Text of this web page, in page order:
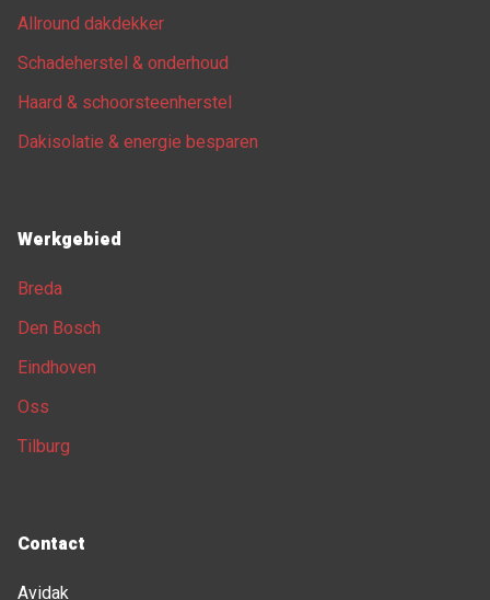
Allround dakdekker
Schadeherstel & onderhoud
Haard & schoorsteenherstel
Dakisolatie & energie besparen
Werkgebied
Breda
Den Bosch
Eindhoven
Oss
Tilburg
Contact
Avidak